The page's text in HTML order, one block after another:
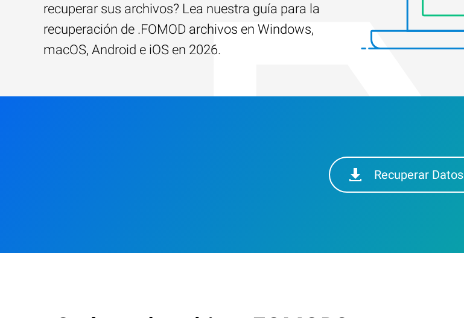
recuperar sus archivos? Lea nuestra guía para la
recuperación de .FOMOD archivos en Windows,
macOS, Android e iOS en 2026.
Recuperar Datos